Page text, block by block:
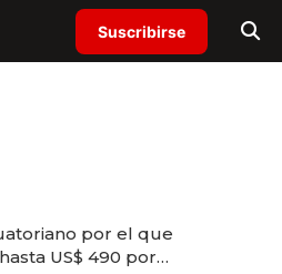
Suscribirse
por el que
US$ 490 por